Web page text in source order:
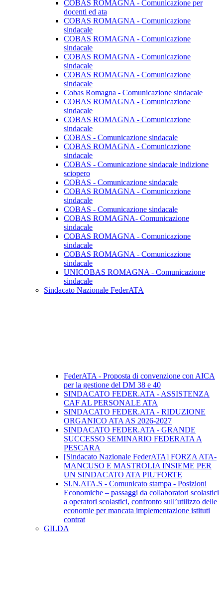
COBAS ROMAGNA - Comunicazione per
docenti ed ata
COBAS ROMAGNA - Comunicazione
sindacale
COBAS ROMAGNA - Comunicazione
sindacale
COBAS ROMAGNA - Comunicazione
sindacale
COBAS ROMAGNA - Comunicazione
sindacale
Cobas Romagna - Comunicazione sindacale
COBAS ROMAGNA - Comunicazione
sindacale
COBAS ROMAGNA - Comunicazione
sindacale
COBAS - Comunicazione sindacale
COBAS ROMAGNA - Comunicazione
sindacale
COBAS - Comunicazione sindacale indizione
sciopero
COBAS - Comunicazione sindacale
COBAS ROMAGNA - Comunicazione
sindacale
COBAS - Comunicazione sindacale
COBAS ROMAGNA- Comunicazione
sindacale
COBAS ROMAGNA - Comunicazione
sindacale
COBAS ROMAGNA - Comunicazione
sindacale
UNICOBAS ROMAGNA - Comunicazione
sindacale
Sindacato Nazionale FederATA
FederATA - Proposta di convenzione con AICA
per la gestione del DM 38 e 40
SINDACATO FEDER.ATA - ASSISTENZA
CAF AL PERSONALE ATA
SINDACATO FEDER.ATA - RIDUZIONE
ORGANICO ATA AS 2026-2027
SINDACATO FEDER.ATA - GRANDE
SUCCESSO SEMINARIO FEDERATA A
PESCARA
[Sindacato Nazionale FederATA] FORZA ATA-
MANCUSO E MASTROLIA INSIEME PER
UN SINDACATO ATA PIU'FORTE
SI.N.ATA.S - Comunicato stampa - Posizioni
Economiche – passaggi da collaboratori scolastici
a operatori scolastici, confronto sull’utilizzo delle
economie per mancata implementazione istituti
contrat
GILDA